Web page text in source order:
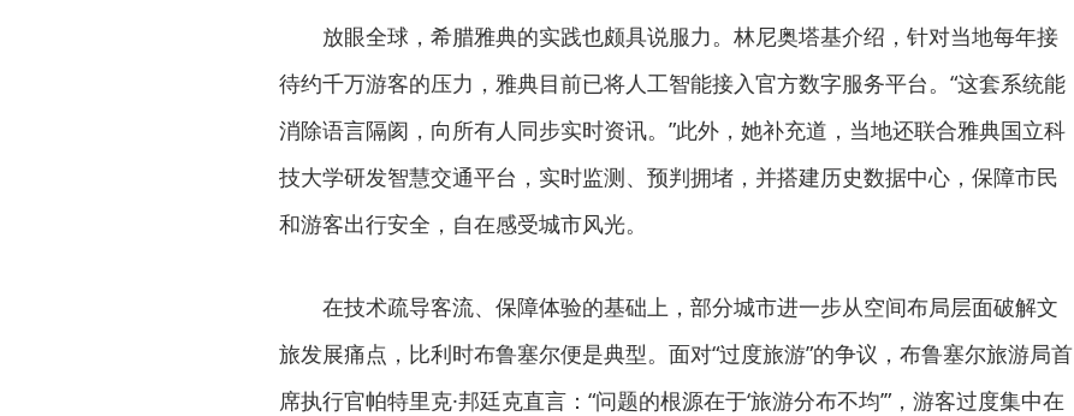
放眼全球，希腊雅典的实践也颇具说服力。林尼奥塔基介绍，针对当地每年接
待约千万游客的压力，雅典目前已将人工智能接入官方数字服务平台。“这套系统能
消除语言隔阂，向所有人同步实时资讯。”此外，她补充道，当地还联合雅典国立科
技大学研发智慧交通平台，实时监测、预判拥堵，并搭建历史数据中心，保障市民
和游客出行安全，自在感受城市风光。
在技术疏导客流、保障体验的基础上，部分城市进一步从空间布局层面破解文
旅发展痛点，比利时布鲁塞尔便是典型。面对“过度旅游”的争议，布鲁塞尔旅游局首
席执行官帕特里克·邦廷克直言：“问题的根源在于‘旅游分布不均’”，游客过度集中在